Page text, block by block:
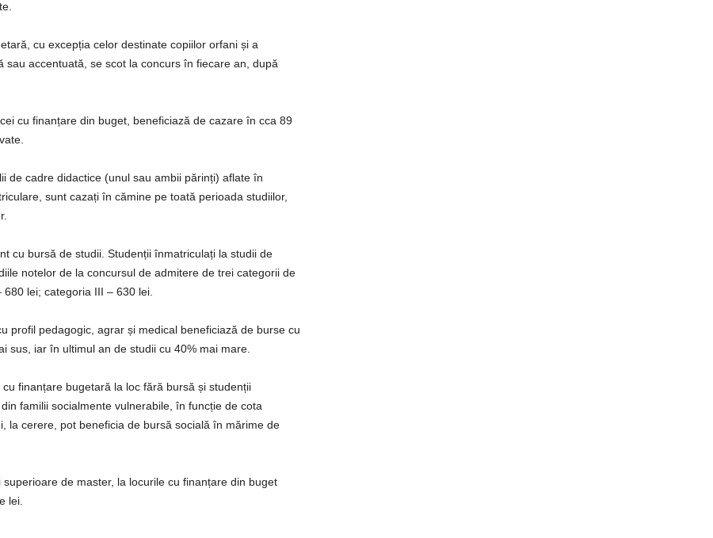
cu excepția celor destinate copiilor orfani și a
sau accentuată, se scot la concurs în fiecare an, după
cu finanțare din buget, beneficiază de cazare în cca 89
de cadre didactice (unul sau ambii părinți) aflate în
sunt cazați în cămine pe toată perioada studiilor,
cu bursă de studii. Studenții înmatriculați la studii de
notelor de la concursul de admitere de trei categorii de
lei; categoria III – 630 lei.
profil pedagogic, agrar și medical beneficiază de burse cu
sus, iar în ultimul an de studii cu 40% mai mare.
finanțare bugetară la loc fără bursă și studenții
familii socialmente vulnerabile, în funcție de cota
la cerere, pot beneficia de bursă socială în mărime de
de master, la locurile cu finanțare din buget
lei.